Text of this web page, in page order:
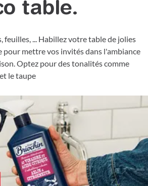
table.
feuilles, ... Habillez votre table de jolies
mettre vos invités dans l'ambiance
Optez pour des tonalités comme
le taupe